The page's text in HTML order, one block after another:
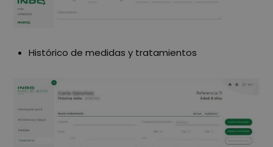
Histórico de medidas y tratamientos